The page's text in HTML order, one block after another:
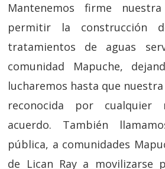
Mantenemos firme
permitir la construcción
tratamientos de aguas
comunidad Mapuche,
lucharemos hasta que
reconocida por
acuerdo. También
pública, a comunidades
de Lican Ray a movilizarse